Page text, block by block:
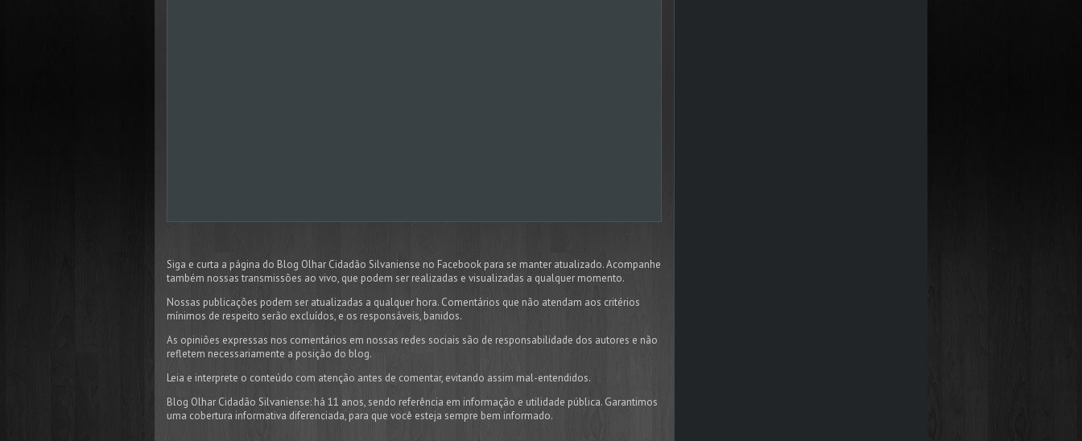
Siga e curta a página do Blog Olhar Cidadão Silvaniense no Facebook para se manter atualizado. Acompanhe
também nossas transmissões ao vivo, que podem ser realizadas e visualizadas a qualquer momento.
Nossas publicações podem ser atualizadas a qualquer hora. Comentários que não atendam aos critérios
mínimos de respeito serão excluídos, e os responsáveis, banidos.
As opiniões expressas nos comentários em nossas redes sociais são de responsabilidade dos autores e não
refletem necessariamente a posição do blog.
Leia e interprete o conteúdo com atenção antes de comentar, evitando assim mal-entendidos.
Blog Olhar Cidadão Silvaniense: há 11 anos, sendo referência em informação e utilidade pública. Garantimos
uma cobertura informativa diferenciada, para que você esteja sempre bem informado.